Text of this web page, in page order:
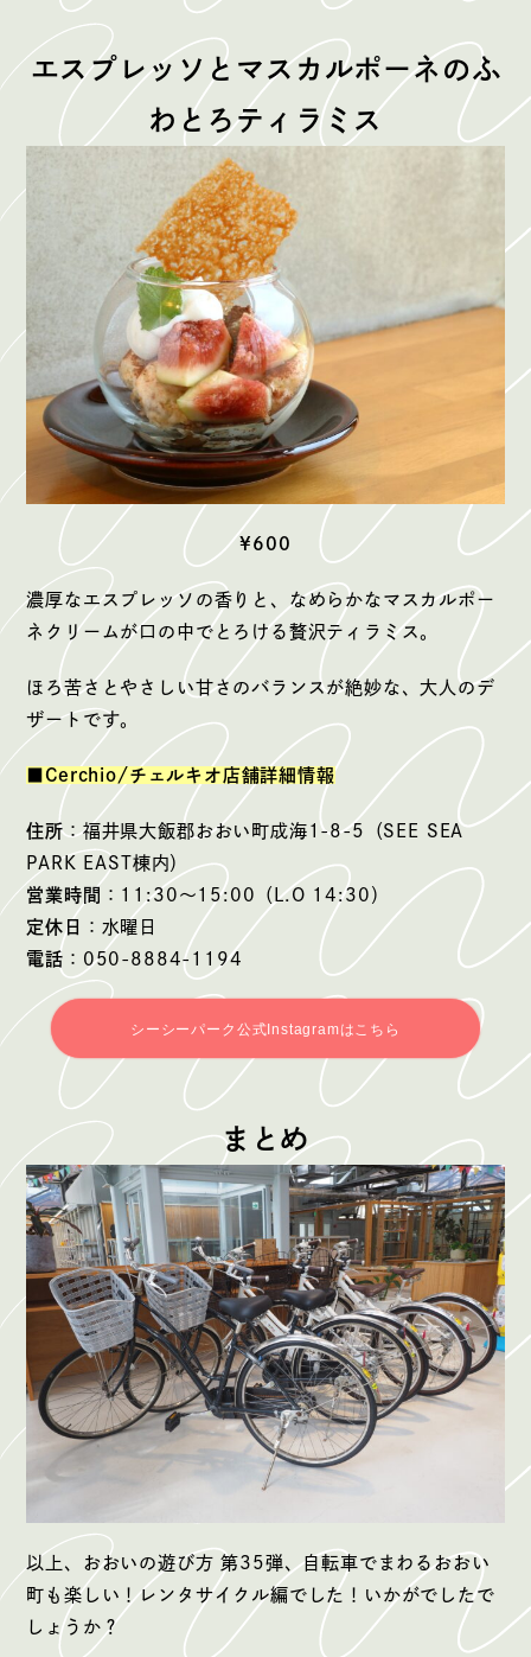
エスプレッソとマスカルポーネのふ
わとろティラミス
¥600
濃厚なエスプレッソの香りと、なめらかなマスカルポー
ネクリームが口の中でとろける贅沢ティラミス。
ほろ苦さとやさしい甘さのバランスが絶妙な、大人のデ
ザートです。
■Cerchio/チェルキオ店舗詳細情報
住所：福井県大飯郡おおい町成海1-8-5（SEE SEA
PARK EAST棟内）
営業時間 ：11:30〜15:00（L.O 14:30）
定休日
：水曜日
電話 ：050-8884-1194
シーシーパーク公式Instagramはこちら
まとめ
以上、おおいの遊び方 第35弾、自転車でまわるおおい
町も楽しい！レンタサイクル編でした！いかがでしたで
しょうか？